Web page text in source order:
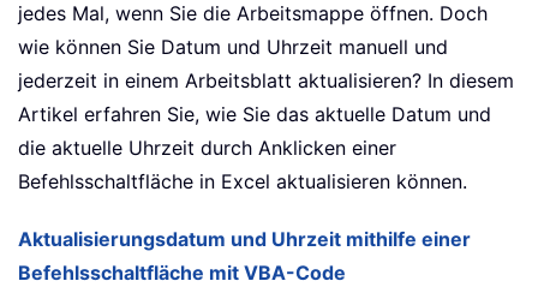
jedes Mal, wenn Sie die Arbeitsmappe öffnen. Doch
wie können Sie Datum und Uhrzeit manuell und
jederzeit in einem Arbeitsblatt aktualisieren? In diesem
Artikel erfahren Sie, wie Sie das aktuelle Datum und
die aktuelle Uhrzeit durch Anklicken einer
Befehlsschaltfläche in Excel aktualisieren können.
Aktualisierungsdatum und Uhrzeit mithilfe einer
Befehlsschaltfläche mit VBA-Code